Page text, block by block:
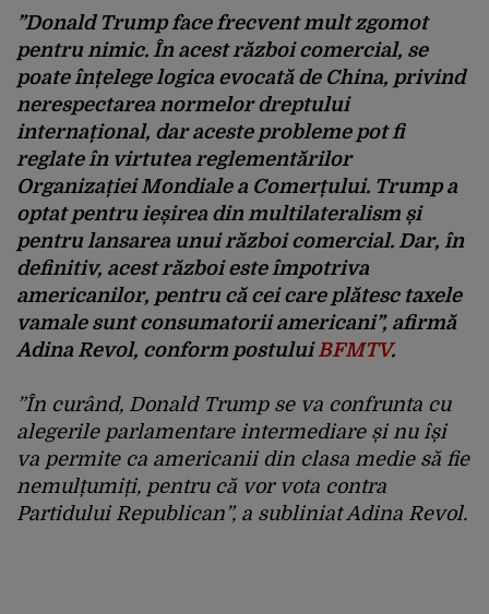
”Donald Trump face frecvent mult zgomot
pentru nimic. În acest război comercial, se
poate înțelege logica evocată de China, privind
nerespectarea normelor dreptului
internațional, dar aceste probleme pot fi
reglate în virtutea reglementărilor
Organizației Mondiale a Comerțului. Trump a
optat pentru ieșirea din multilateralism și
pentru lansarea unui război comercial. Dar, în
definitiv, acest război este împotriva
americanilor, pentru că cei care plătesc taxele
vamale sunt consumatorii americani”, afirmă
Adina Revol, conform postuluiBFMTV.
”În curând, Donald Trump se va confrunta cu
alegerile parlamentare intermediare și nu își
va permite ca americanii din clasa medie să fie
nemulțumiți, pentru că vor vota contra
Partidului Republican”, a subliniat Adina Revol.